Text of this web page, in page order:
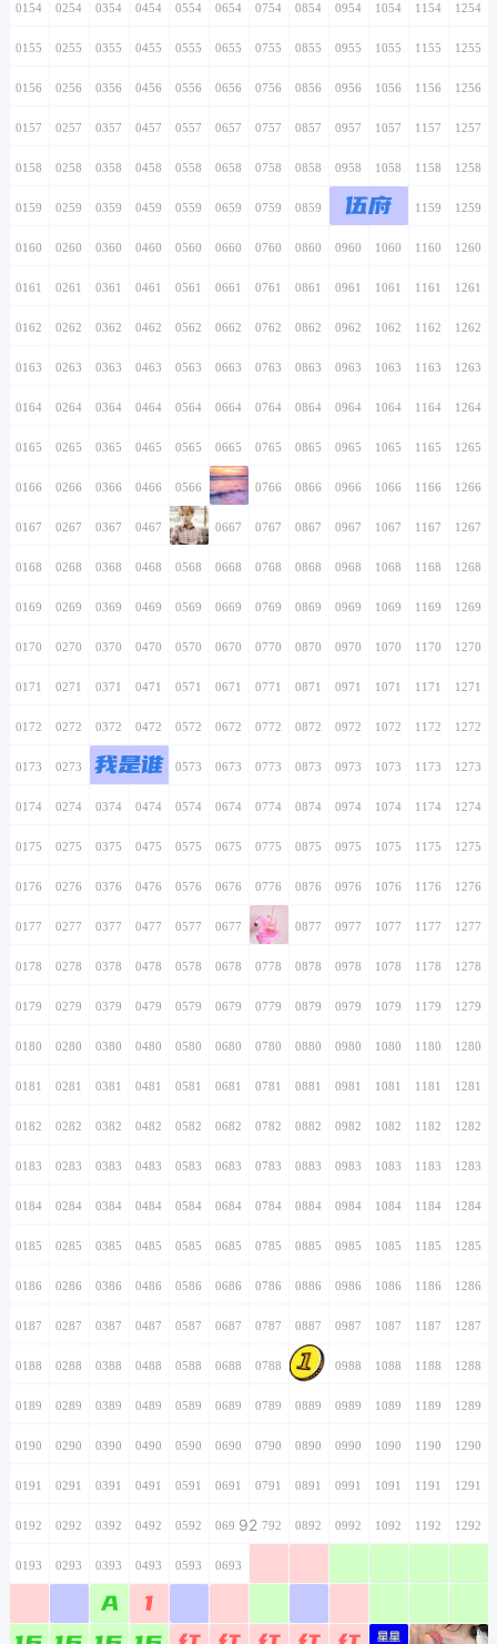
0154 0254 0354 0454 0554 0654 0754 0854 0954 1054 1154 1254
0155 0255 0355 0455 0555 0655 0755 0855 0955 1055 1155 1255
0156 0256 0356 0456 0556 0656 0756 0856 0956 1056 1156 1256
0157 0257 0357 0457 0557 0657 0757 0857 0957 1057 1157 1257
0158 0258 0358 0458 0558 0658 0758 0858 0958 1058 1158 1258
0159 0259 0359 0459 0559 0659 0759 0859 0959
伍府
1059 1159 1259
0160 0260 0360 0460 0560 0660 0760 0860 0960 1060 1160 1260
0161 0261 0361 0461 0561 0661 0761 0861 0961 1061 1161 1261
0162 0262 0362 0462 0562 0662 0762 0862 0962 1062 1162 1262
0163 0263 0363 0463 0563 0663 0763 0863 0963 1063 1163 1263
0164 0264 0364 0464 0564 0664 0764 0864 0964 1064 1164 1264
0165 0265 0365 0465 0565 0665 0765 0865 0965 1065 1165 1265
0166 0266 0366 0466 0566 0666 0766 0866 0966 1066 1166 1266
0167 0267 0367 0467 0567 0667 0767 0867 0967 1067 1167 1267
0168 0268 0368 0468 0568 0668 0768 0868 0968 1068 1168 1268
0169 0269 0369 0469 0569 0669 0769 0869 0969 1069 1169 1269
0170 0270 0370 0470 0570 0670 0770 0870 0970 1070 1170 1270
0171 0271 0371 0471 0571 0671 0771 0871 0971 1071 1171 1271
0172 0272 0372 0472 0572 0672 0772 0872 0972 1072 1172 1272
0173 0273 0373
我是谁
0473 0573 0673 0773 0873 0973 1073 1173 1273
0174 0274 0374 0474 0574 0674 0774 0874 0974 1074 1174 1274
0175 0275 0375 0475 0575 0675 0775 0875 0975 1075 1175 1275
0176 0276 0376 0476 0576 0676 0776 0876 0976 1076 1176 1276
0177 0277 0377 0477 0577 0677 0777 0877 0977 1077 1177 1277
0178 0278 0378 0478 0578 0678 0778 0878 0978 1078 1178 1278
0179 0279 0379 0479 0579 0679 0779 0879 0979 1079 1179 1279
0180 0280 0380 0480 0580 0680 0780 0880 0980 1080 1180 1280
0181 0281 0381 0481 0581 0681 0781 0881 0981 1081 1181 1281
0182 0282 0382 0482 0582 0682 0782 0882 0982 1082 1182 1282
0183 0283 0383 0483 0583 0683 0783 0883 0983 1083 1183 1283
0184 0284 0384 0484 0584 0684 0784 0884 0984 1084 1184 1284
0185 0285 0385 0485 0585 0685 0785 0885 0985 1085 1185 1285
0186 0286 0386 0486 0586 0686 0786 0886 0986 1086 1186 1286
0187 0287 0387 0487 0587 0687 0787 0887 0987 1087 1187 1287
0188 0288 0388 0488 0588 0688 0788 0888 0988 1088 1188 1288
0189 0289 0389 0489 0589 0689 0789 0889 0989 1089 1189 1289
0190 0290 0390 0490 0590 0690 0790 0890 0990 1090 1190 1290
0191 0291 0391 0491 0591 0691 0791 0891 0991 1091 1191 1291
0192 0292 0392 0492 0592 0692920792 0892 0992 1092 1192 1292
0193 0293 0393 0493 0593 0693
0394
A 0494
1